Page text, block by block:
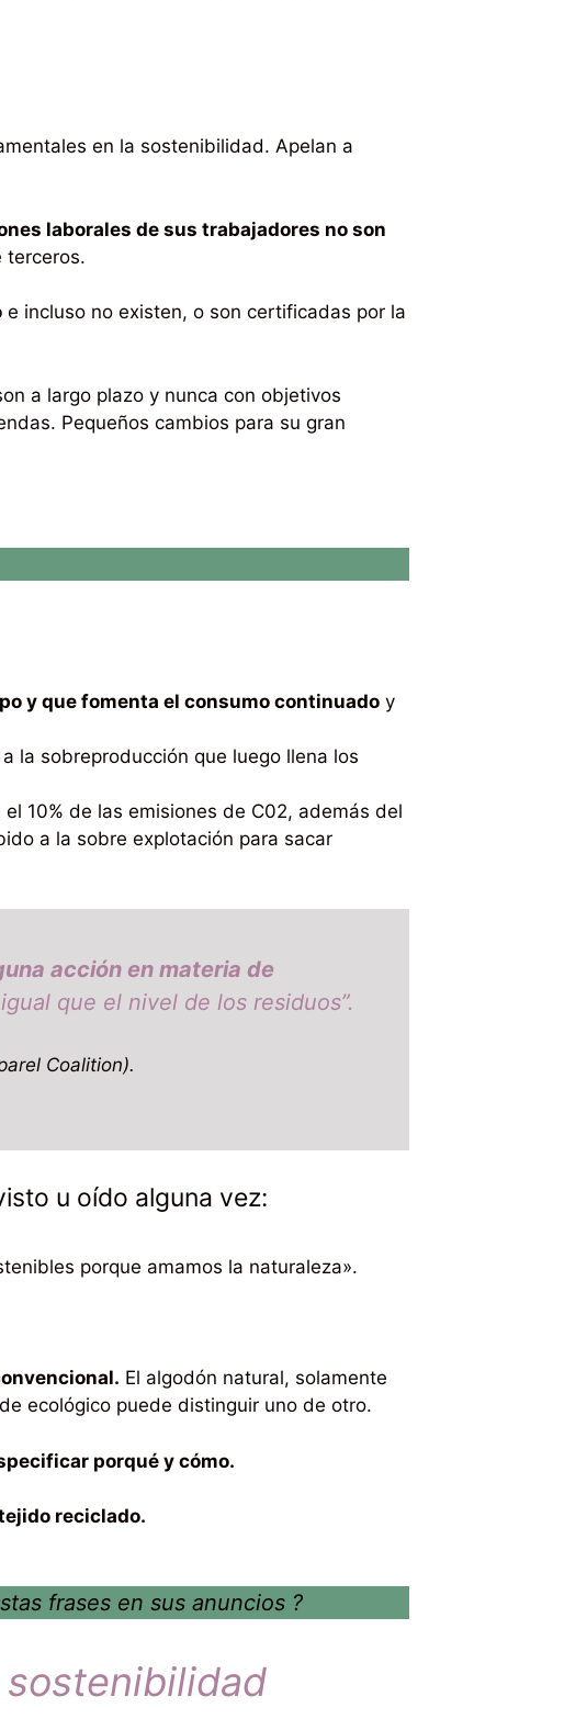
en la sostenibilidad. Apelan a
laborales de sus trabajadores no son
terceros.
e incluso no existen, o son certificadas por la
a largo plazo y nunca con objetivos
Pequeños cambios para su gran
y que fomenta el consumo continuado y
la sobreproducción que luego llena los
10% de las emisiones de C02, además del
a la sobre explotación para sacar
acción en materia de
que el nivel de los residuos”.
Coalition).
u oído alguna vez:
porque amamos la naturaleza».
El algodón natural, solamente
ecológico puede distinguir uno de otro.
porqué y cómo.
reciclado.
frases en sus anuncios ?